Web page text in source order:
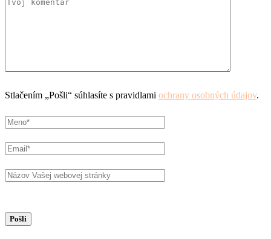
Stlačením „Pošli“ súhlasíte s pravidlami ochrany osobných údajov.